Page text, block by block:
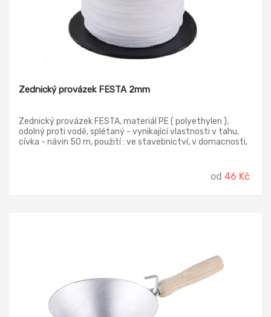
Zednický provázek FESTA 2mm
Zednický provázek FESTA, materiál PE ( polyethylen ),
odolný proti vodě, splétaný - vynikající vlastnosti v tahu,
cívka - návin 50 m, použití : ve stavebnictví, v domacnosti,
od 46 Kč